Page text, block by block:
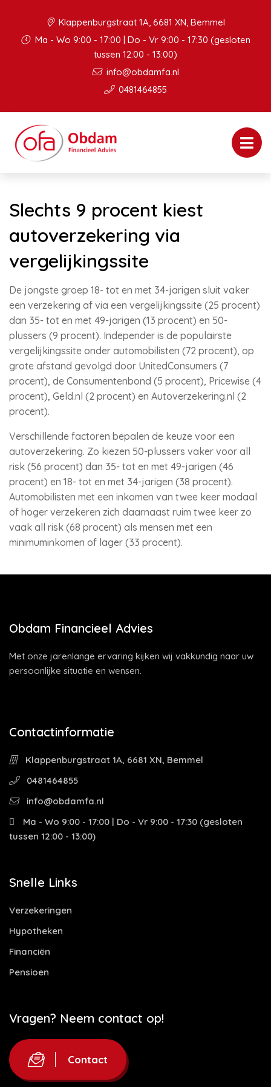
Klappenburgstraat 1A, 6681 XN, Bemmel
Ma - Wo 9:00 - 17:00 | Do - Vr 9:00 - 17:30 (gesloten
tussen 12:00 - 13:00)
info@obdamfa.nl
0481464855
Slechts 9 procent kiest
autoverzekering via
vergelijkingssite
De jongste groep 18- tot en met 34-jarigen sluit vaker
een verzekering af via een vergelijkingssite (25 procent)
dan 35- tot en met 49-jarigen (13 procent) en 50-
plussers (9 procent). Independer is de populairste
vergelijkingssite onder automobilisten (72 procent), op
grote afstand gevolgd door UnitedConsumers (7
procent), de Consumentenbond (5 procent), Pricewise (4
procent), Geld.nl (2 procent) en Autoverzekering.nl (2
procent).
Verschillende factoren bepalen de keuze voor een
autoverzekering. Zo kiezen 50-plussers vaker voor all
risk (56 procent) dan 35- tot en met 49-jarigen (46
procent) en 18- tot en met 34-jarigen (38 procent).
Automobilisten met een inkomen van twee keer modaal
of hoger verzekeren zich daarnaast ruim twee keer zo
vaak all risk (68 procent) als mensen met een
minimuminkomen of lager (33 procent).
Obdam Financieel Advies
Met onze jarenlange ervaring kijken wij vakkundig naar uw
persoonlijke situatie en wensen.
Contactinformatie
Klappenburgstraat 1A, 6681 XN, Bemmel
0481464855
info@obdamfa.nl
Ma - Wo 9:00 - 17:00 | Do - Vr 9:00 - 17:30 (gesloten
tussen 12:00 - 13:00)
Snelle Links
Verzekeringen
Hypotheken
Financiën
Pensioen
Vragen? Neem contact op!
Contact